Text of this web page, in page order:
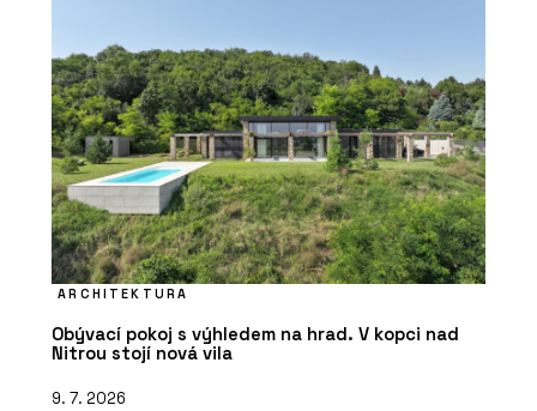
ARCHITEKTURA
Obývací pokoj s výhledem na hrad. V kopci nad
Nitrou stojí nová vila
9. 7. 2026